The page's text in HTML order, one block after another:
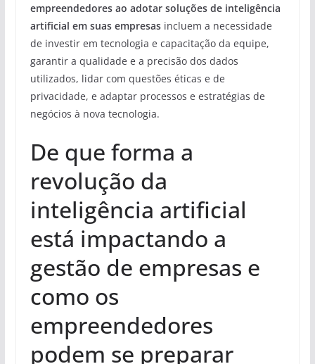
empreendedores ao adotar soluções de inteligência
artificial em suas empresasincluem a necessidade
de investir em tecnologia e capacitação da equipe,
garantir a qualidade e a precisão dos dados
utilizados, lidar com questões éticas e de
privacidade, e adaptar processos e estratégias de
negócios à nova tecnologia.
De que forma a
revolução da
inteligência artificial
está impactando a
gestão de empresas e
como os
empreendedores
podem se preparar